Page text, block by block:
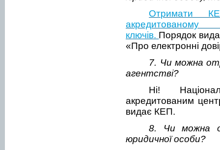
Отримати
ключів. Порядок
«Про електронні
7. Чи можна
агентстві?
Ні!
акредитованим
видає КЕП.
8. Чи можна
юридичної особи?